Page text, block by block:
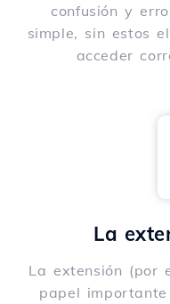
confusión y
simple, sin estos
acceder
La
La extensión (por
papel